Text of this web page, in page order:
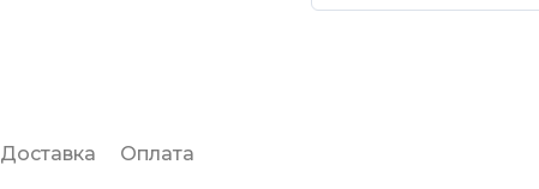
Доставка Оплата